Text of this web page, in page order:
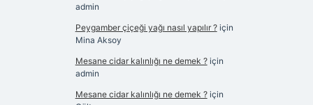
admin
Peygamber çiçeği yağı nasıl yapılır ?için
Mina Aksoy
Mesane cidar kalınlığı ne demek ?için
admin
Mesane cidar kalınlığı ne demek ?için